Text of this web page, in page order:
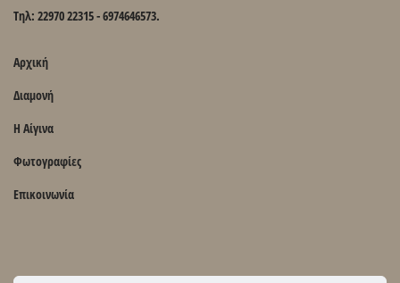
Τηλ: 22970 22315 - 6974646573.
Αρχική
Διαμονή
Η Αίγινα
Φωτογραφίες
Επικοινωνία